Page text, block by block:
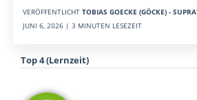
VERÖFFENTLICHT TOBIAS GOECKE (GÖCKE) -
JUNI 6, 2026 | 3 MINUTEN LESEZEIT
Top 4 (Lernzeit)